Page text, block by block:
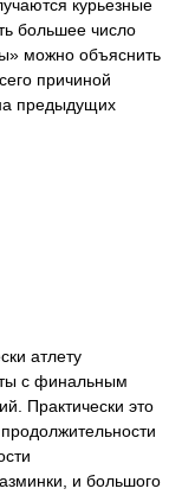
курьезные
большее число
можно объяснить
причиной
предыдущих
атлету
с финальным
Практически это
и большого